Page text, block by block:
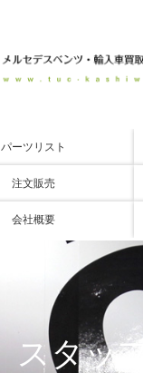
パーツリスト
注文販売
会社概要
スタッ